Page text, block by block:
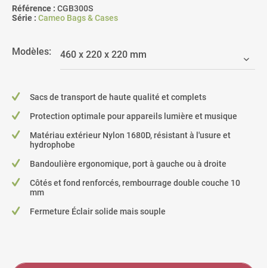
Référence : CGB300S
Série : Cameo Bags & Cases
Modèles:
Sacs de transport de haute qualité et complets
Protection optimale pour appareils lumière et musique
Matériau extérieur Nylon 1680D, résistant à l'usure et
hydrophobe
Bandoulière ergonomique, port à gauche ou à droite
Côtés et fond renforcés, rembourrage double couche 10
mm
Fermeture Éclair solide mais souple